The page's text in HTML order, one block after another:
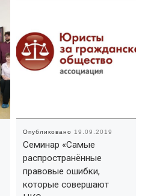
Опубликовано 19.09.2019
Семинар «Самые
распространённые
правовые ошибки,
которые совершают